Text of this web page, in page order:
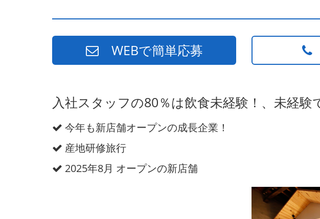
WEBで簡単応募
入社スタッフの80％は飲食未経験！、未経験
今年も新店舗オープンの成長企業！
産地研修旅行
2025年8月 オープンの新店舗